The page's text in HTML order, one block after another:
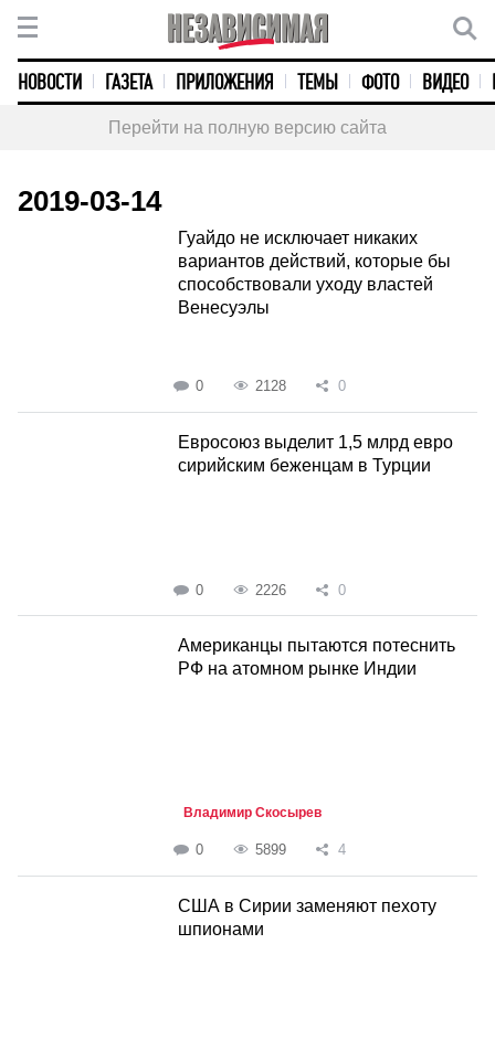
НОВОСТИ ГАЗЕТА ПРИЛОЖЕНИЯ ТЕМЫ ФОТО ВИДЕО
Перейти на полную версию сайта
2019-03-14
Гуайдо не исключает никаких
вариантов действий, которые бы
способствовали уходу властей
Венесуэлы
0 2128 0
Евросоюз выделит 1,5 млрд евро
сирийским беженцам в Турции
0 2226 0
Американцы пытаются потеснить
РФ на атомном рынке Индии
Владимир Скосырев
0 5899 4
США в Сирии заменяют пехоту
шпионами